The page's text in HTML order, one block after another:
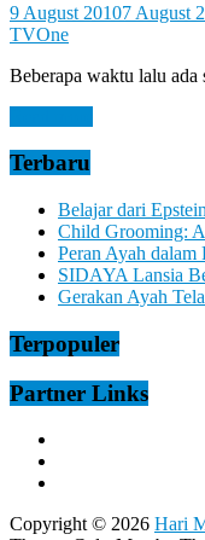
You
Feel
It
9 August 20107 August
TVOne
Beberapa waktu lalu
Terbaru
Belajar dari
Child Grooming:
Peran Ayah dalam
SIDAYA Lansia
Gerakan Ayah
Terpopuler
Partner Links
Copyright © 2026 Hari